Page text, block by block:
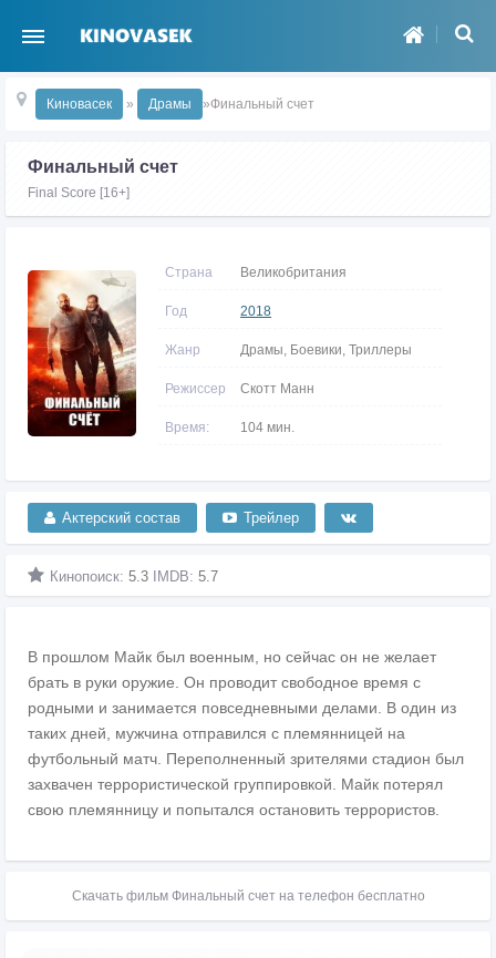
Киновасек » Драмы »Финальный счет
Финальный счет
Final Score [16+]
Страна Великобритания
Год 2018
Жанр Драмы, Боевики, Триллеры
Режиссер Скотт Манн
Время: 104 мин.
Актерский состав Трейлер
Кинопоиск: 5.3 IMDB: 5.7
В прошлом Майк был военным, но сейчас он не желает
брать в руки оружие. Он проводит свободное время с
родными и занимается повседневными делами. В один из
таких дней, мужчина отправился с племянницей на
футбольный матч. Переполненный зрителями стадион был
захвачен террористической группировкой. Майк потерял
свою племянницу и попытался остановить террористов.
Скачать фильм Финальный счет на телефон бесплатно